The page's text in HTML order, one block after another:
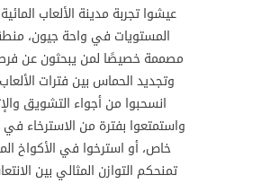
عيشوا تجربة مدينة الألعاب
المستويات في واحة جيون،
مصممة خصيصًا لمن يبحثون عن
وتجديد الحماس بين فترات
انسحبوا من أجواء التشويق
واستمتعوا بفترة من الاسترخاء
خاص، أو استرخوا في الأكواخ
تمنحكم التوازن المثالي بين